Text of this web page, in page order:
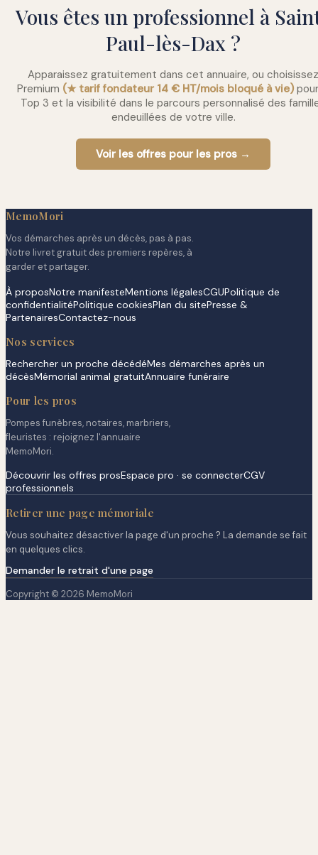
Vous êtes un professionnel à
Paul-lès-Dax ?
Apparaissez gratuitement dans cet annuaire, ou choisissez
Premium (★ tarif fondateur 14 € HT/mois bloqué à vie)
Top 3 et la visibilité dans le parcours personnalisé des
endeuillées de votre ville.
Voir les offres pour les pros →
MemoMori
Vos démarches après un décès, pas à pas.
Notre livret gratuit des premiers repères, à
garder et partager.
À proposNotre manifesteMentions légalesCGUPolitique de
confidentialitéPolitique cookiesPlan du sitePresse &
PartenairesContactez-nous
Nos services
Rechercher un proche décédéMes démarches après un
décèsMémorial animal gratuitAnnuaire funéraire
Pour les pros
Pompes funèbres, notaires, marbriers,
fleuristes : rejoignez l'annuaire
MemoMori.
Découvrir les offres prosEspace pro · se connecterCGV
professionnels
Retirer une page mémoriale
Vous souhaitez désactiver la page d'un proche ? La demande se fait
en quelques clics.
Demander le retrait d'une page
Copyright © 2026 MemoMori